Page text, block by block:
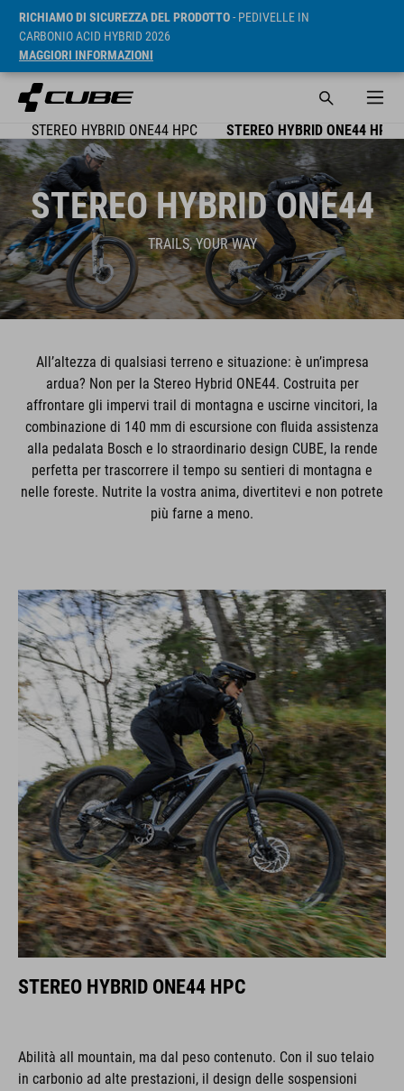
RICHIAMO DI SICUREZZA DEL PRODOTTO- PEDIVELLE IN
CARBONIO ACID HYBRID 2026
MAGGIORI INFORMAZIONI
STEREO HYBRID ONE44 HPC STEREO HYBRID ONE44 HPA
STEREO HYBRID ONE44
TRAILS, YOUR WAY
All’altezza di qualsiasi terreno e situazione: è un’impresa
ardua? Non per la Stereo Hybrid ONE44. Costruita per
affrontare gli impervi trail di montagna e uscirne vincitori, la
combinazione di 140 mm di escursione con fluida assistenza
alla pedalata Bosch e lo straordinario design CUBE, la rende
perfetta per trascorrere il tempo su sentieri di montagna e
nelle foreste. Nutrite la vostra anima, divertitevi e non potrete
più farne a meno.
STEREO HYBRID ONE44 HPC
Abilità all mountain, ma dal peso contenuto. Con il suo telaio
in carbonio ad alte prestazioni, il design delle sospensioni